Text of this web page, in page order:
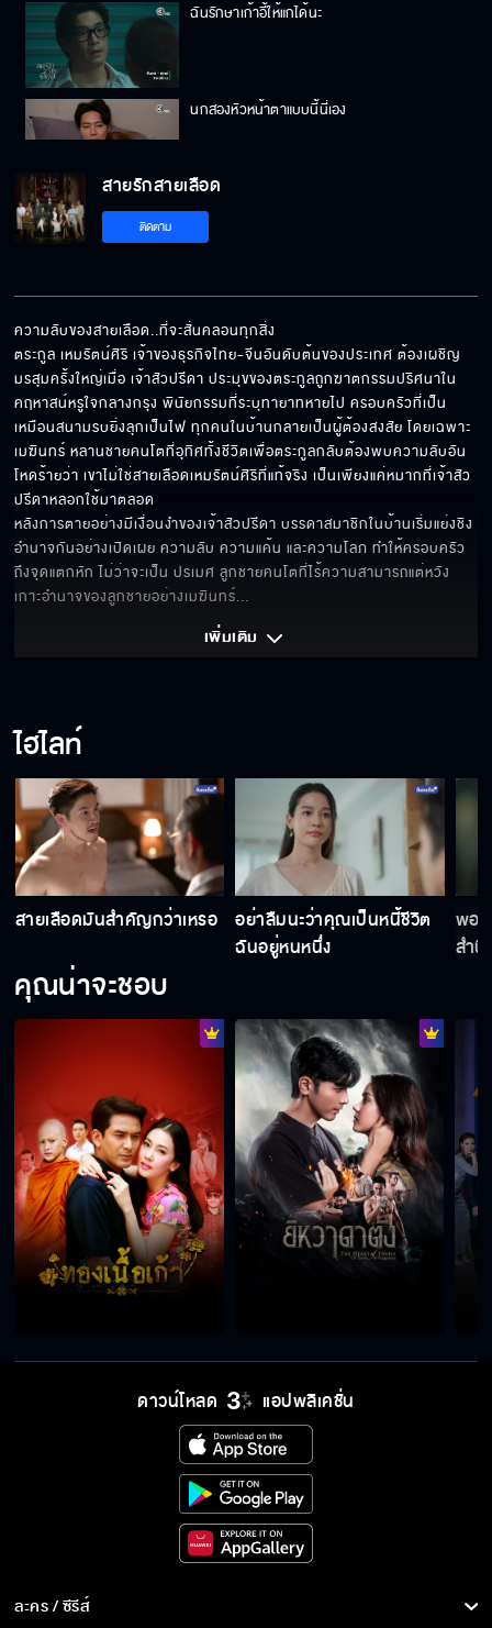
ฉันรักษาเก้าอี้ให้แกได้นะ
นกสองหัวหน้าตาแบบนี้นี่เอง
คุณจำคนผิดแล้ว
ได้ดีเพราะพินัยกรรม
ฉันเตือนเธอแล้วนะ
ทำตามที่ผมขอได้ไหม
ฉันอยากให้มันเจอนรก
คิดว่าทุกคนจะยอมรับเหรอ
มันต้องชดใช้ด้วยชีวิต
คืนลูกสาวกูมาเดี๋ยวนี้
สายรักสายเลือด
ติดตาม
ความลับของสายเลือด..ที่จะสั่นคลอนทุกสิ่ง
ตระกูล เหมรัตน์ศิริ เจ้าของธุรกิจไทย-จีนอันดับต้นของประเทศ ต้องเผชิญ
มรสุมครั้งใหญ่เมื่อ เจ้าสัวปรีดา ประมุขของตระกูลถูกฆาตกรรมปริศนาใน
คฤหาสน์หรูใจกลางกรุง พินัยกรรมที่ระบุทายาทหายไป ครอบครัวที่เป็น
เหมือนสนามรบยิ่งลุกเป็นไฟ ทุกคนในบ้านกลายเป็นผู้ต้องสงสัย โดยเฉพาะ
เมฆินทร์ หลานชายคนโตที่อุทิศทั้งชีวิตเพื่อตระกูลกลับต้องพบความลับอัน
โหดร้ายว่า เขาไม่ใช่สายเลือดเหมรัตน์ศิริที่แท้จริง เป็นเพียงแค่หมากที่เจ้าสัว
ปรีดาหลอกใช้มาตลอด
หลังการตายอย่างมีเงื่อนงำของเจ้าสัวปรีดา บรรดาสมาชิกในบ้านเริ่มแย่งชิง
อำนาจกันอย่างเปิดเผย ความลับ ความแค้น และความโลภ ทำให้ครอบครัว
ถึงจุดแตกหัก ไม่ว่าจะเป็น ปรเมศ ลูกชายคนโตที่ไร้ความสามารถแต่หวัง
เกาะอำนาจของลูกชายอย่างเมฆินทร์...
เพิ่มเติม
ไฮไลท์
สายเลือดมันสำคัญกว่าเหรอ
อย่าลืมนะว่าคุณเป็นหนี้ชีวิต
ฉันอยู่หนหนึ่ง
พอไ
สำนึ
คุณน่าจะชอบ
ดาวน์โหลด แอปพลิเคชั่น
ละคร / ซีรีส์